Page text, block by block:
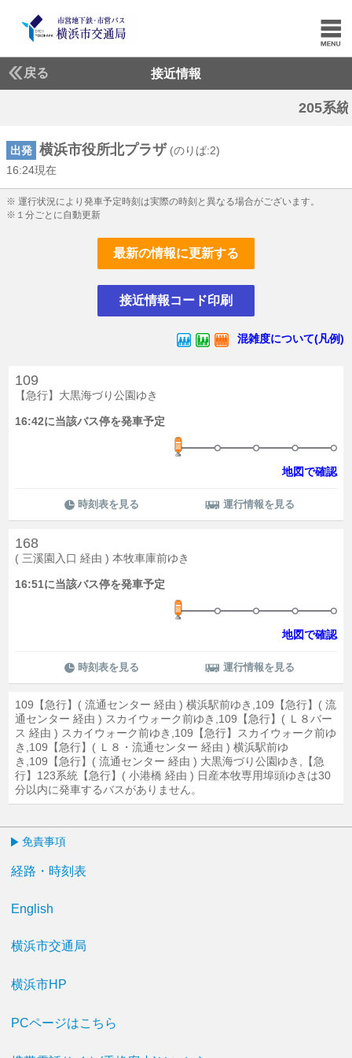
戻る 接近情報
出発 横浜市役所北プラザ (のりば:2)
16:24現在
※ 運行状況により発車予定時刻は実際の時刻と異なる場合がございます。
※１分ごとに自動更新
最新の情報に更新する
接近情報コード印刷
混雑度について(凡例)
109
【急行】大黒海づり公園ゆき
16:42に当該バス停を発車予定
地図で確認
時刻表を見る 運行情報を見る
168
( 三溪園入口 経由 ) 本牧車庫前ゆき
16:51に当該バス停を発車予定
地図で確認
時刻表を見る 運行情報を見る
109【急行】( 流通センター 経由 ) 横浜駅前ゆき,109【急行】( 流
通センター 経由 ) スカイウォーク前ゆき,109【急行】( Ｌ８バー
ス 経由 ) スカイウォーク前ゆき,109【急行】スカイウォーク前ゆ
き,109【急行】( Ｌ８・流通センター 経由 ) 横浜駅前ゆ
き,109【急行】( 流通センター 経由 ) 大黒海づり公園ゆき,【急
行】123系統【急行】( 小港橋 経由 ) 日産本牧専用埠頭ゆきは30
分以内に発車するバスがありません。
免責事項
経路・時刻表
English
横浜市交通局
横浜市HP
PCページはこちら